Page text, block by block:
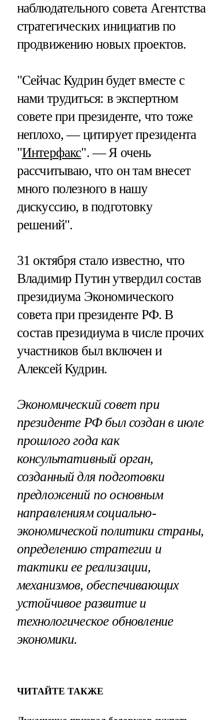
наблюдательного совета Агентства
стратегических инициатив по
продвижению новых проектов.
"Сейчас Кудрин будет вместе с
нами трудиться: в экспертном
совете при президенте, что тоже
неплохо, — цитирует президента
"Интерфакс". — Я очень
рассчитываю, что он там внесет
много полезного в нашу
дискуссию, в подготовку
решений".
31 октября стало известно, что
Владимир Путин утвердил состав
президиума Экономического
совета при президенте РФ. В
состав президиума в числе прочих
участников был включен и
Алексей Кудрин.
Экономический совет при
президенте РФ был создан в июле
прошлого года как
консультативный орган,
созданный для подготовки
предложений по основным
направлениям социально-
экономической политики страны,
определению стратегии и
тактики ее реализации,
механизмов, обеспечивающих
устойчивое развитие и
технологическое обновление
экономики.
ЧИТАЙТЕ ТАКЖЕ